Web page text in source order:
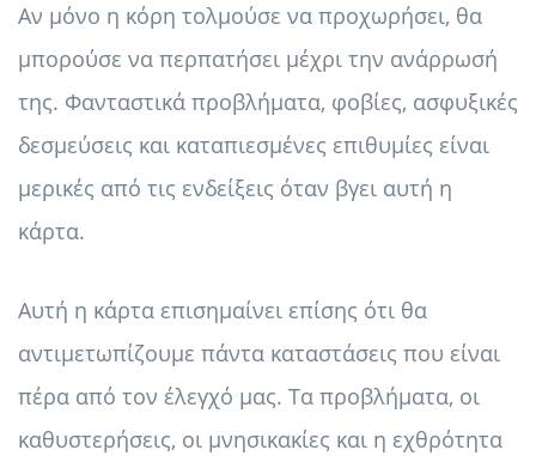
Αν μόνο η κόρη τολμούσε να προχωρήσει, θα
μπορούσε να περπατήσει μέχρι την ανάρρωσή
της. Φανταστικά προβλήματα, φοβίες, ασφυξικές
δεσμεύσεις και καταπιεσμένες επιθυμίες είναι
μερικές από τις ενδείξεις όταν βγει αυτή η
κάρτα.
Αυτή η κάρτα επισημαίνει επίσης ότι θα
αντιμετωπίζουμε πάντα καταστάσεις που είναι
πέρα ​​από τον έλεγχό μας. Τα προβλήματα, οι
καθυστερήσεις, οι μνησικακίες και η εχθρότητα